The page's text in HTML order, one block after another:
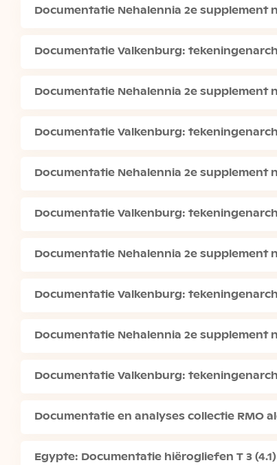
Documentatie Nehalennia 2e supplement
Documentatie Valkenburg:
Documentatie Nehalennia 2e supplement
Documentatie Valkenburg:
Documentatie Nehalennia 2e supplement
Documentatie Valkenburg:
Documentatie Nehalennia 2e supplement
Documentatie Valkenburg:
Documentatie Nehalennia 2e supplement
Documentatie Valkenburg:
Documentatie en analyses collectie RMO
Egypte: Documentatie hiërogliefen T 3